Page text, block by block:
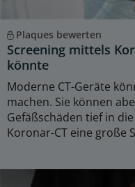
Plaques bewerten
Screening mittels
könnte
Moderne CT-Geräte
machen. Sie können
Gefäßschäden tief in
Koronar-CT eine große